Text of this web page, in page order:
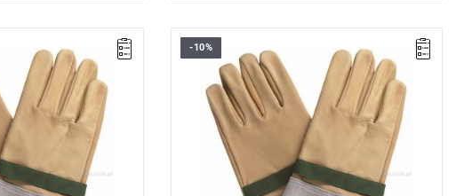
• Rozmiar: 9 mm (B)
• Masa: 160 g.
Typ gwarancji:L
-10%